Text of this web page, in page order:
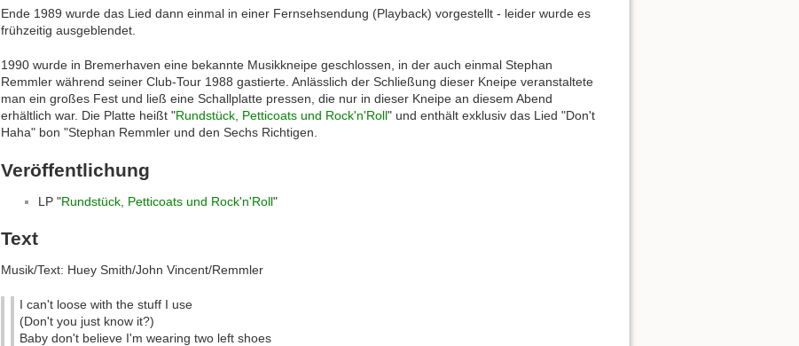
Ende 1989 wurde das Lied dann einmal in einer Fernsehsendung (Playback) vorgestellt - leider wurde es
frühzeitig ausgeblendet.
1990 wurde in Bremerhaven eine bekannte Musikkneipe geschlossen, in der auch einmal Stephan
Remmler während seiner Club-Tour 1988 gastierte. Anlässlich der Schließung dieser Kneipe veranstaltete
man ein großes Fest und ließ eine Schallplatte pressen, die nur in dieser Kneipe an diesem Abend
erhältlich war. Die Platte heißt "Rundstück, Petticoats und Rock'n'Roll" und enthält exklusiv das Lied "Don't
Haha" bon "Stephan Remmler und den Sechs Richtigen.
Veröffentlichung
LP "Rundstück, Petticoats und Rock'n'Roll"
Text
Musik/Text: Huey Smith/John Vincent/Remmler
I can't loose with the stuff I use
(Don't you just know it?)
Baby don't believe I'm wearing two left shoes